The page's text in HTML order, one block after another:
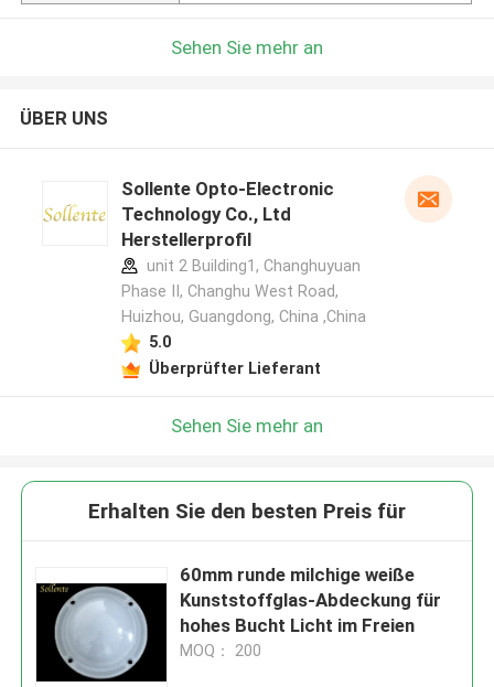
Sehen Sie mehr an
ÜBER UNS
Sollente Opto-Electronic
Technology Co., Ltd
Herstellerprofil
unit 2 Building1, Changhuyuan
Phase II, Changhu West Road,
Huizhou, Guangdong, China ,China
5.0
Überprüfter Lieferant
Sehen Sie mehr an
Erhalten Sie den besten Preis für
60mm runde milchige weiße
Kunststoffglas-Abdeckung für
hohes Bucht Licht im Freien
MOQ： 200